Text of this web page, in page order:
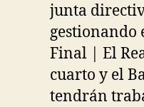
junta
gestionando
Final | El
cuarto y el
tendrán